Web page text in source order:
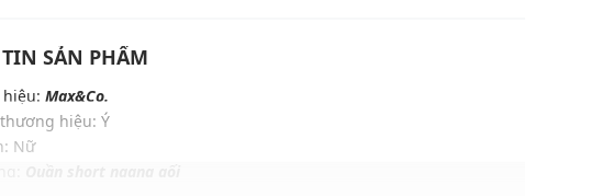
SẢN PHẨM
Max&Co.
hiệu: Ý
Nữ